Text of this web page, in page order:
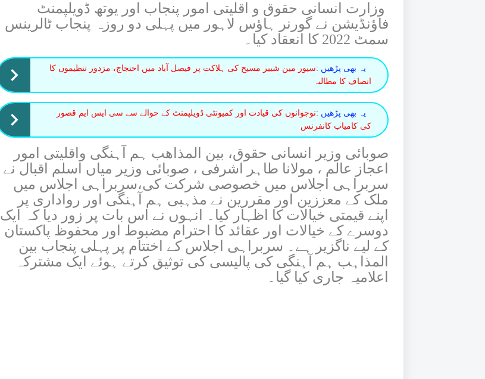
وزارت انسانی حقوق و اقلیتی امور پنجاب اور یوتھ ڈویلپمنٹ
فاؤنڈیشن نے گورنر ہاؤس لاہور میں پہلی دو روزہ پنجاب ٹالرینس
سمٹ 2022 کا انعقاد کیا۔
یہ بھی پڑھیں :سیور مین شبیر مسیح کی ہلاکت پر فیصل آباد میں احتجاج، مزدور تنظیموں کا
انصاف کا مطالبہ
یہ بھی پڑھیں :نوجوانوں کی قیادت اور کمیونٹی ڈویلپمنٹ کے حوالے سے سی ایس ایم قصور
کی کامیاب کانفرنس
صوبائی وزیر انسانی حقوق، بین المذاھب ہم آہنگی واقلیتی امور
اعجاز عالم ، مولانا طاہر اشرفی ، صوبائی وزیر میاں اسلم اقبال نے
سربراہی اجلاس میں خصوصی شرکت کی،سربراہی اجلاس میں
ملک کے معززین اور مقررین نے مذہبی ہم آہنگی اور رواداری پر
اپنے قیمتی خیالات کا اظہار کیا۔ انہوں نے اس بات پر زور دیا کہ ایک
دوسرے کے خیالات اور عقائد کا احترام مضبوط اور محفوظ پاکستان
کے لیے ناگزیر ہے۔ سربراہی اجلاس کے اختتام پر پہلی پنجاب بین
المذاہب ہم آہنگی کی پالیسی کی توثیق کرتے ہوئے ایک مشترکہ
اعلامیہ جاری کیا گیا۔